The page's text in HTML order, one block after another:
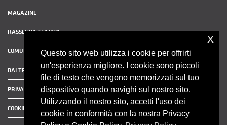
MAGAZINE
RASSEGNA STAMPA
COMUNICATI STAMPA
DAI TERRITORI
PRIVACY POLICY
COOKIE POLICY
Questo sito web utilizza i cookie per offrirti
un'esperienza migliore. I cookie sono piccoli
file di testo che vengono memorizzati sul tuo
dispositivo quando navighi sul nostro sito.
Utilizzando il nostro sito, accetti l'uso dei
cookie in conformità con la nostra Privacy
x